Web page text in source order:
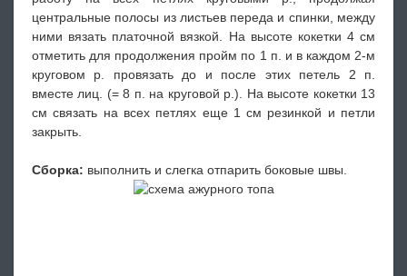
центральные полосы из листьев переда и спинки, между
ними вязать платочной вязкой. На высоте кокетки 4 см
отметить для продолжения пройм по 1 п. и в каждом 2-м
круговом р. провязать до и после этих петель 2 п.
вместе лиц. (= 8 п. на круговой р.). На высоте кокетки 13
см связать на всех петлях еще 1 см резинкой и петли
закрыть.
Сборка: выполнить и слегка отпарить боковые швы.